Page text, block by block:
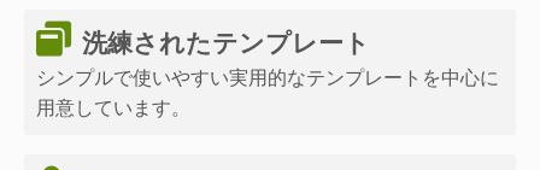
洗練されたテンプレート
シンプルで使いやすい実用的なテンプレートを中心に
用意しています。